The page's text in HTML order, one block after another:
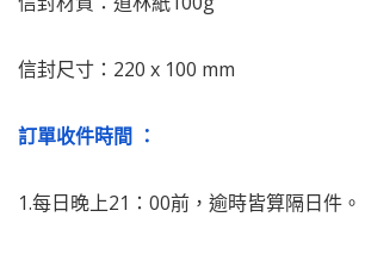
信封尺寸：220 x 100 mm
訂單收件時間 ：
1.每日晚上21：00前，逾時皆算隔日件。